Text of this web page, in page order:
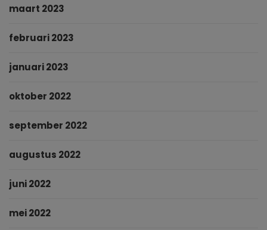
maart 2023
februari 2023
januari 2023
oktober 2022
september 2022
augustus 2022
juni 2022
mei 2022